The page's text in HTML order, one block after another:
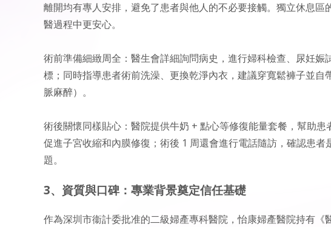
離開均有專人安排，避免了患者與他人的不必要接觸。獨立休息
醫過程中更安心。
術前準備細緻周全：醫生會詳細詢問病史，進行婦科檢查、尿妊
標；同時指導患者術前洗澡、更換乾淨內衣，建議穿寬鬆褲子並
脈麻醉）。
術後關懷同樣貼心：醫院提供牛奶 + 點心等修復能量套餐，幫助
促進子宮收縮和內膜修復；術後 1 周還會進行電話隨訪，確認患
題。
3、資質與口碑：專業背景奠定信任基礎
作為深圳市衞計委批准的二級婦產專科醫院，怡康婦產醫院持有